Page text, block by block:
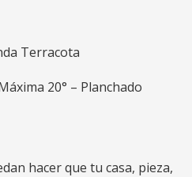
Terracota
20° – Planchado
hacer que tu casa, pieza,